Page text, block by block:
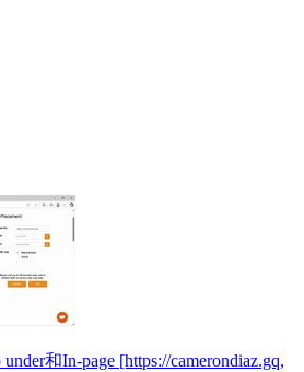
和In-page [https://camerondiaz.gq,